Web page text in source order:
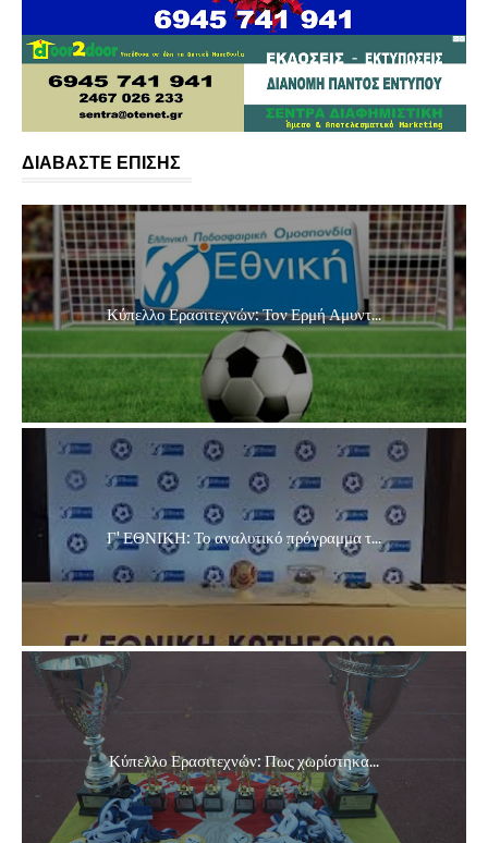
ΔΙΑΒΑΣΤΕ ΕΠΙΣΗΣ
Κύπελλο Ερασιτεχνών: Τον Ερμή Αμυντ...
Γ' ΕΘΝΙΚΗ: Το αναλυτικό πρόγραμμα τ...
Κύπελλο Ερασιτεχνών: Πως χωρίστηκα...